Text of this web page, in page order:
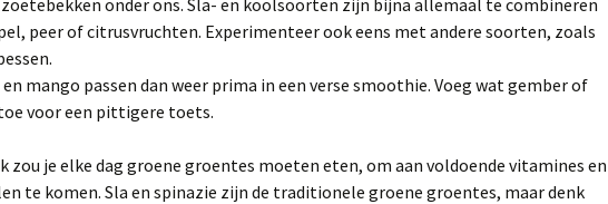
onder ons. Sla- en koolsoorten zijn bijna allemaal te combineren
peer of citrusvruchten. Experimenteer ook eens met andere soorten, zoals
en mango passen dan weer prima in een verse smoothie. Voeg wat gember of
voor een pittigere toets.
zou je elke dag groene groentes moeten eten, om aan voldoende vitamines en
te komen. Sla en spinazie zijn de traditionele groene groentes, maar denk